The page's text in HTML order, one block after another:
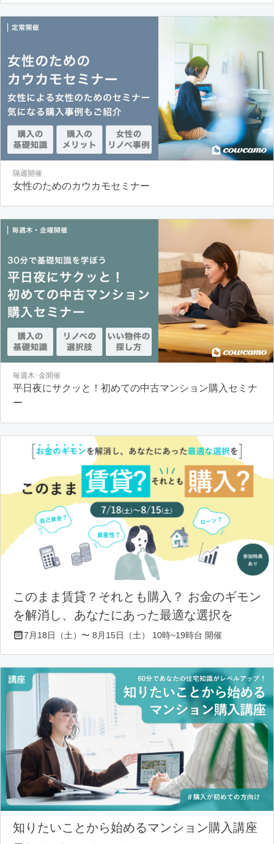
隔週開催
女性のためのカウカモセミナー
毎週木･金開催
平日夜にサクッと！初めての中古マンション購入セミナ
ー
このまま賃貸？それとも購入？ お金のギモン
を解消し、あなたにあった最適な選択を
7月18日（土）〜 8月15日（土） 10時~19時台 開催
知りたいことから始めるマンション購入講座